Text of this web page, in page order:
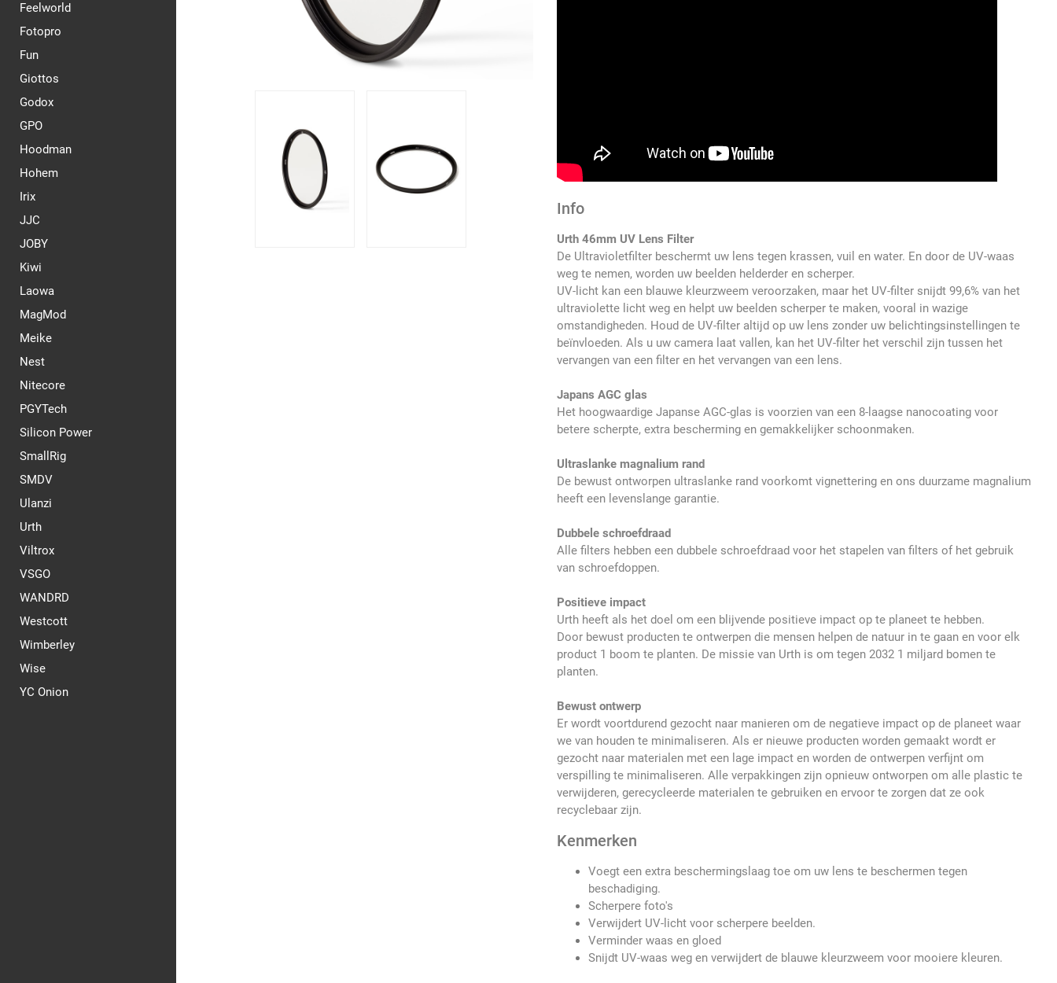
Feelworld
Fotopro
Fun
Giottos
Godox
GPO
Hoodman
Hohem
Irix
JJC
JOBY
Kiwi
Laowa
MagMod
Meike
Nest
Nitecore
PGYTech
Silicon Power
SmallRig
SMDV
Ulanzi
Urth
Viltrox
VSGO
WANDRD
Westcott
Wimberley
Wise
YC Onion
Info
Urth 46mm UV Lens Filter
De Ultravioletfilter beschermt uw lens tegen krassen, vuil en water. En door de UV-waas
weg te nemen, worden uw beelden helderder en scherper.
UV-licht kan een blauwe kleurzweem veroorzaken, maar het UV-filter snijdt 99,6% van het
ultraviolette licht weg en helpt uw beelden scherper te maken, vooral in wazige
omstandigheden. Houd de UV-filter altijd op uw lens zonder uw belichtingsinstellingen te
beïnvloeden. Als u uw camera laat vallen, kan het UV-filter het verschil zijn tussen het
vervangen van een filter en het vervangen van een lens.
Japans AGC glas
Het hoogwaardige Japanse AGC-glas is voorzien van een 8-laagse nanocoating voor
betere scherpte, extra bescherming en gemakkelijker schoonmaken.
Ultraslanke magnalium rand
De bewust ontworpen ultraslanke rand voorkomt vignettering en ons duurzame magnalium
heeft een levenslange garantie.
Dubbele schroefdraad
Alle filters hebben een dubbele schroefdraad voor het stapelen van filters of het gebruik
van schroefdoppen.
Positieve impact
Urth heeft als het doel om een blijvende positieve impact op te planeet te hebben.
Door bewust producten te ontwerpen die mensen helpen de natuur in te gaan en voor elk
product 1 boom te planten. De missie van Urth is om tegen 2032 1 miljard bomen te
planten.
Bewust ontwerp
Er wordt voortdurend gezocht naar manieren om de negatieve impact op de planeet waar
we van houden te minimaliseren. Als er nieuwe producten worden gemaakt wordt er
gezocht naar materialen met een lage impact en worden de ontwerpen verfijnt om
verspilling te minimaliseren. Alle verpakkingen zijn opnieuw ontworpen om alle plastic te
verwijderen, gerecycleerde materialen te gebruiken en ervoor te zorgen dat ze ook
recyclebaar zijn.
Kenmerken
Voegt een extra beschermingslaag toe om uw lens te beschermen tegen
beschadiging.
Scherpere foto's
Verwijdert UV-licht voor scherpere beelden.
Verminder waas en gloed
Snijdt UV-waas weg en verwijdert de blauwe kleurzweem voor mooiere kleuren.